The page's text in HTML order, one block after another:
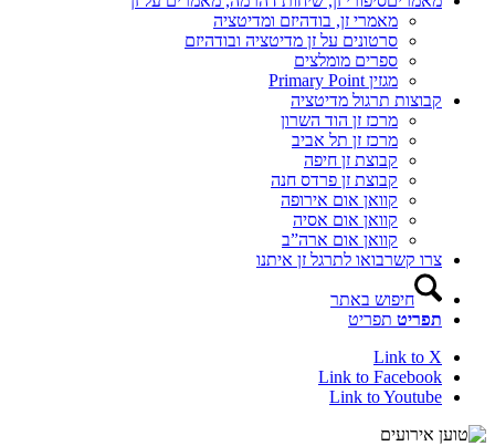
מאמרי זן, בודהיזם ומדיטציה
סרטונים על זן מדיטציה ובודהיזם
ספרים מומלצים
מגזין Primary Point
קבוצות תרגול מדיטציה
מרכז זן הוד השרון
מרכז זן תל אביב
קבוצת זן חיפה
קבוצת זן פרדס חנה
קוואן אום אירופה
קוואן אום אסיה
קוואן אום ארה”ב
צרו קשרבואו לתרגל זן איתנו
חיפוש באתר
תפריט תפריט
Link to X
Link to Facebook
Link to Youtube